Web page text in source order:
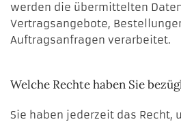
werden die übermittelten
Vertragsangebote,
Auftragsanfragen verarbeitet.
Welche Rechte haben Sie
Sie haben jederzeit das Recht,